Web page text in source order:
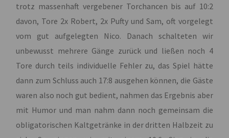
trotz massenhaft vergebener Torchancen bis auf 10:2
davon, Tore 2x Robert, 2x Pufty und Sam, oft vorgelegt
vom gut aufgelegten Nico. Danach schalteten wir
unbewusst mehrere Gänge zurück und ließen noch 4
Tore durch teils individuelle Fehler zu, das Spiel hätte
dann zum Schluss auch 17:8 ausgehen können, die Gäste
waren also noch gut bedient, nahmen das Ergebnis aber
mit Humor und man nahm dann noch gemeinsam die
obligatorischen Kaltgetränke in der dritten Halbzeit zu